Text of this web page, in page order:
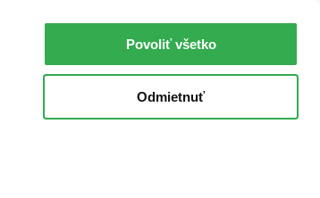
Povoliť všetko
Odmietnuť